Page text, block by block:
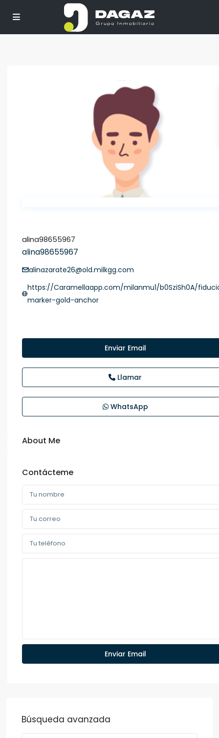
alina98655967
alina98655967
alinazarate26@old.milkgg.com
https://Caramellaapp.com/milanmu1/b0SziSh0A/
marker-gold-anchor
Enviar Email
Llamar
WhatsApp
About Me
Contácteme
Búsqueda avanzada